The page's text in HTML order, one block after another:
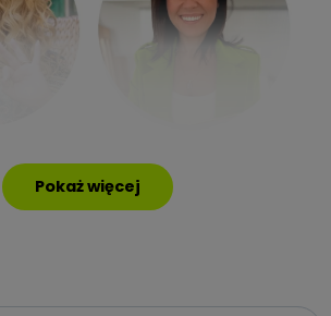
Pokaż więcej